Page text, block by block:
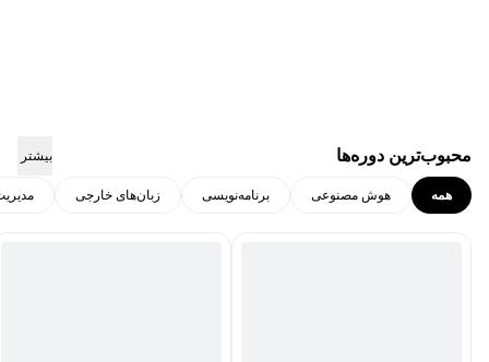
محبوب‌ترین دوره‌ها بیشتر
همه هوش مصنوعی برنامه‌نویسی زبان‌های خارجی